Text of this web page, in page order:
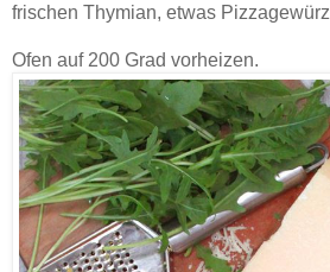
frischen Thymian, etwas Pizzagewürz
Ofen auf 200 Grad vorheizen.